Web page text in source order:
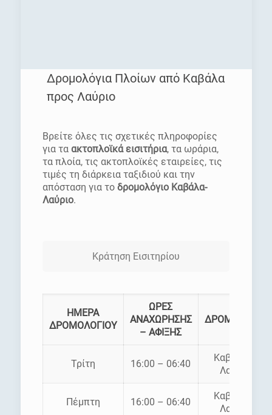
Δρομολόγια Πλοίων από Καβάλα
προς Λαύριο
Βρείτε όλες τις σχετικές πληροφορίες
για τα ακτοπλοϊκά εισιτήρια, τα ωράρια,
τα πλοία, τις ακτοπλοϊκές εταιρείες, τις
τιμές τη διάρκεια ταξιδιού και την
απόσταση για τοδρομολόγιο Καβάλα-
Λαύριο.
Κράτηση Εισιτηρίου
ΗΜΕΡΑ
ΔΡΟΜΟΛΟΓΙΟΥ
ΩΡΕΣ
ΑΝΑΧΩΡΗΣΗΣ
– ΑΦΙΞΗΣ
ΔΡΟΜΟΛΟΓΙΑ
Τρίτη 16:00 – 06:40
Καβάλα –
Λαύριο
Πέμπτη 16:00 – 06:40
Καβάλα –
Λαύριο